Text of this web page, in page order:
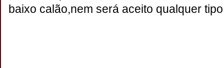
baixo calão,nem será aceito qualquer